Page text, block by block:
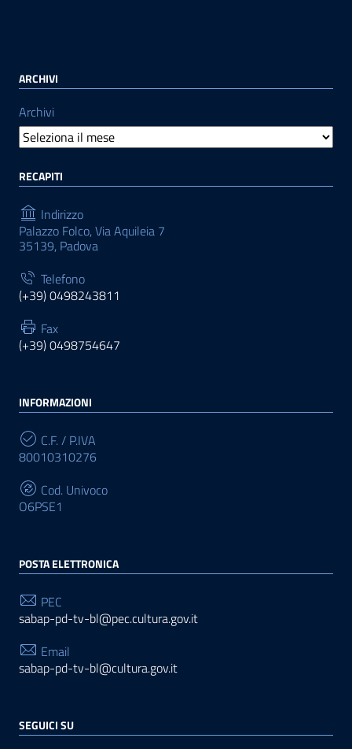
ARCHIVI
Archivi
RECAPITI
Indirizzo
Palazzo Folco, Via Aquileia 7
35139, Padova
Telefono
(+39) 0498243811
Fax
(+39) 0498754647
INFORMAZIONI
C.F. / P.IVA
80010310276
Cod. Univoco
O6PSE1
POSTA ELETTRONICA
PEC
sabap-pd-tv-bl@pec.cultura.gov.it
Email
sabap-pd-tv-bl@cultura.gov.it
SEGUICI SU